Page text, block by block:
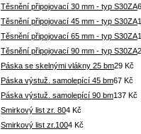
Těsnění připojovací 30 mm - typ S30ZA
Těsnění připojovací 45 mm - typ S30ZA
Těsnění připojovací 65 mm - typ S30ZA
Těsnění připojovací 90 mm - typ S30ZA
Páska se skelnými vlákny 25 bm29 Kč
Páska výstuž. samolepící 45 bm67 Kč
Páska výstuž. samolepící 90 bm137 Kč
Smirkový list zr. 804 Kč
Smirkový list zr.1004 Kč